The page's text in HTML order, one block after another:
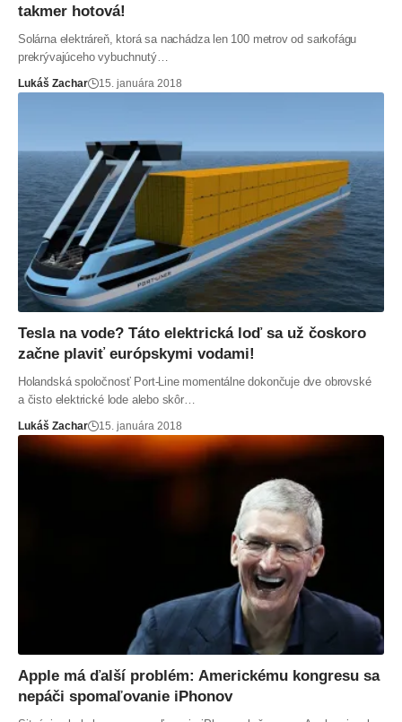
takmer hotová!
Solárna elektráreň, ktorá sa nachádza len 100 metrov od sarkofágu
prekrývajúceho vybuchnutý…
Lukáš Zachar 15. januára 2018
Tesla na vode? Táto elektrická loď sa už čoskoro
začne plaviť európskymi vodami!
Holandská spoločnosť Port-Line momentálne dokončuje dve obrovské
a čisto elektrické lode alebo skôr…
Lukáš Zachar 15. januára 2018
Apple má ďalší problém: Americkému kongresu sa
nepáči spomaľovanie iPhonov